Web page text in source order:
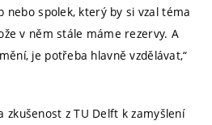
nebo spolek, který by si vzal téma
v něm stále máme rezervy. A
je potřeba hlavně vzdělávat,“
zkušenost z TU Delft k zamyšlení